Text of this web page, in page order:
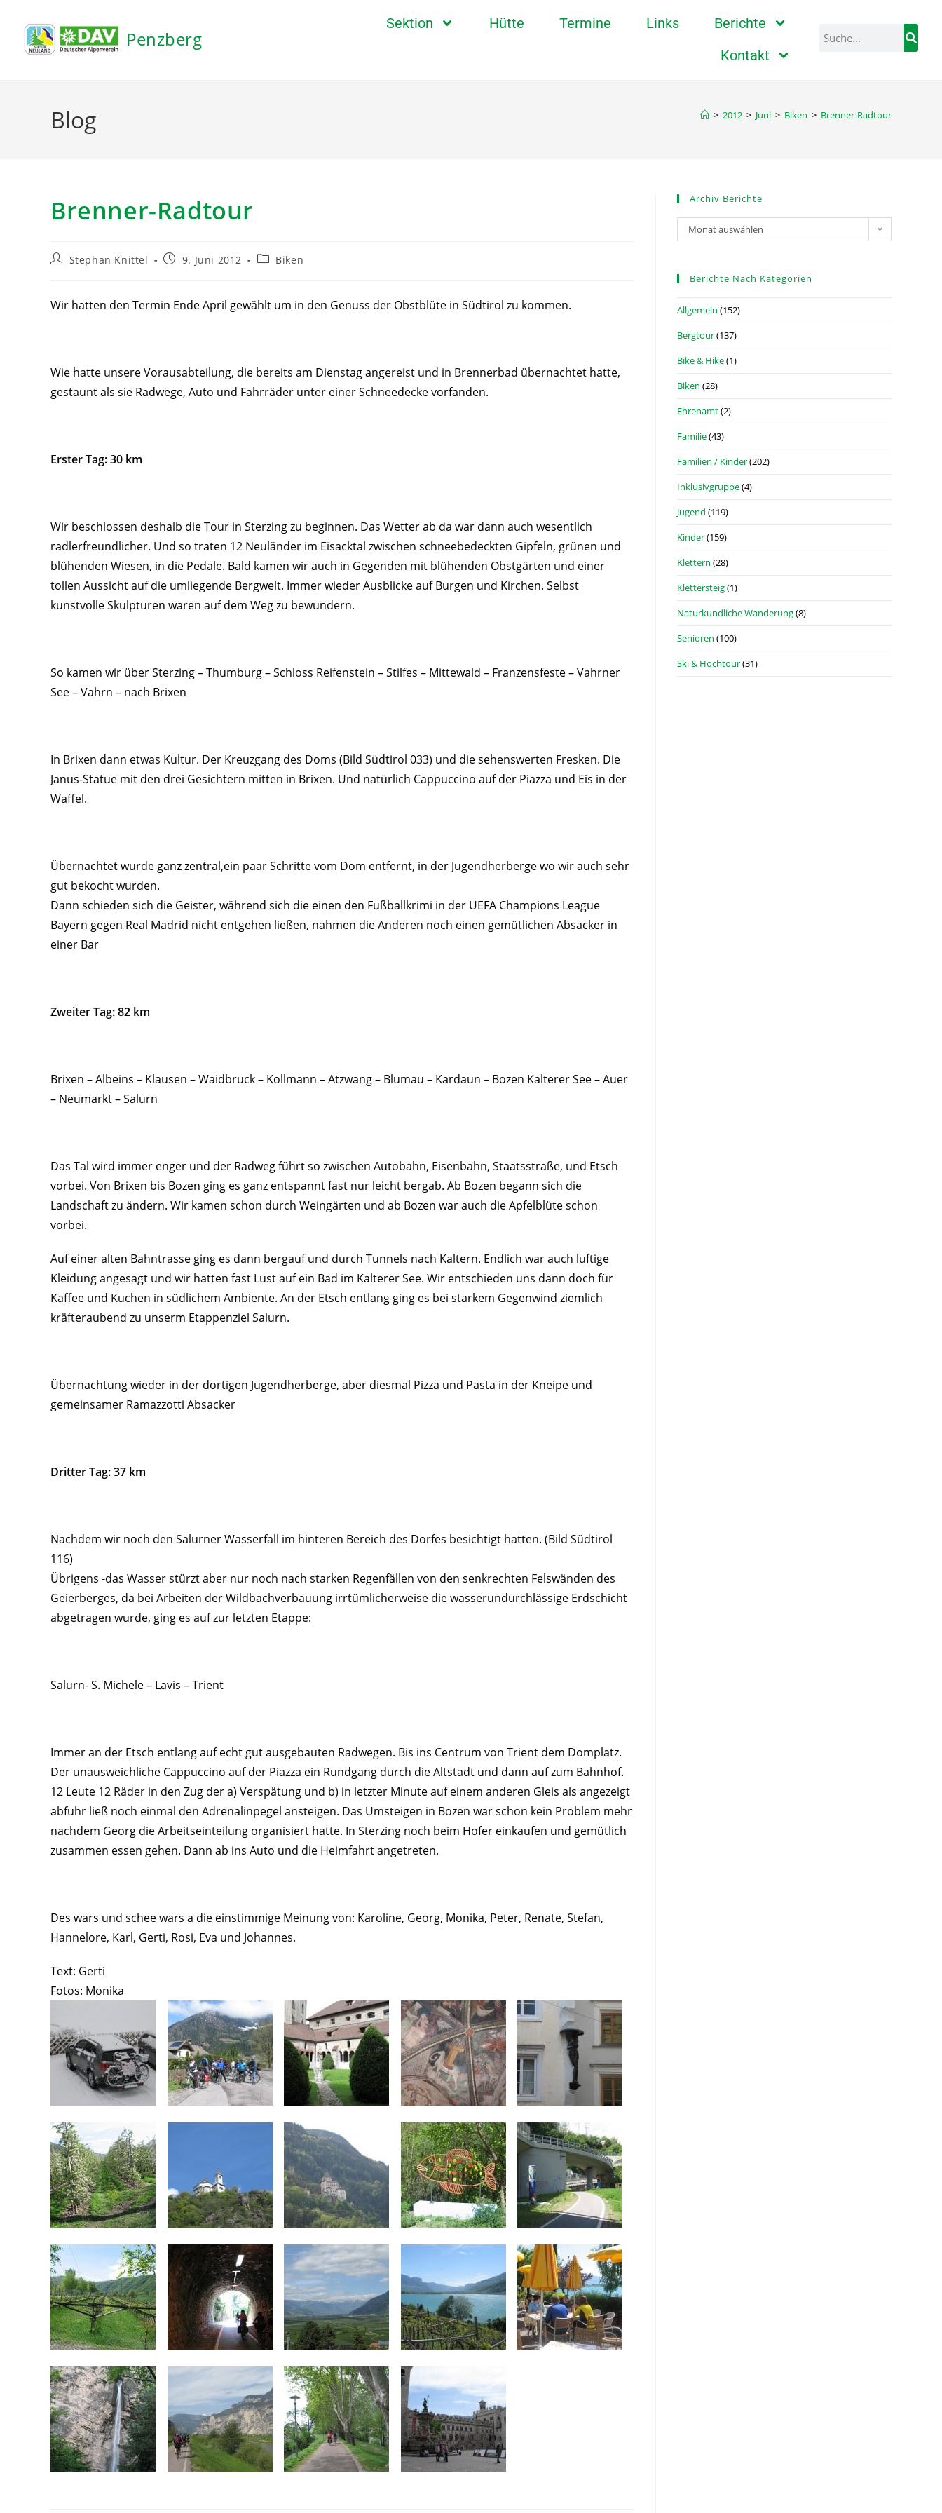
Penzberg
Sektion Hütte Termine Links
Berichte
Kontakt
Blog > 2012 > Juni > Biken > Brenner-Radtour
Brenner-Radtour
Stephan Knittel 9. Juni 2012 Biken
Wir hatten den Termin Ende April gewählt um in den Genuss der Obstblüte in Südtirol zu kommen.
Wie hatte unsere Vorausabteilung, die bereits am Dienstag angereist und in Brennerbad übernachtet hatte,
gestaunt als sie Radwege, Auto und Fahrräder unter einer Schneedecke vorfanden.
Erster Tag: 30 km
Wir beschlossen deshalb die Tour in Sterzing zu beginnen. Das Wetter ab da war dann auch wesentlich
radlerfreundlicher. Und so traten 12 Neuländer im Eisacktal zwischen schneebedeckten Gipfeln, grünen und
blühenden Wiesen, in die Pedale. Bald kamen wir auch in Gegenden mit blühenden Obstgärten und einer
tollen Aussicht auf die umliegende Bergwelt. Immer wieder Ausblicke auf Burgen und Kirchen. Selbst
kunstvolle Skulpturen waren auf dem Weg zu bewundern.
So kamen wir über Sterzing – Thumburg – Schloss Reifenstein – Stilfes – Mittewald – Franzensfeste – Vahrner
See – Vahrn – nach Brixen
In Brixen dann etwas Kultur. Der Kreuzgang des Doms (Bild Südtirol 033) und die sehenswerten Fresken. Die
Janus-Statue mit den drei Gesichtern mitten in Brixen. Und natürlich Cappuccino auf der Piazza und Eis in der
Waffel.
Übernachtet wurde ganz zentral,ein paar Schritte vom Dom entfernt, in der Jugendherberge wo wir auch sehr
gut bekocht wurden.
Dann schieden sich die Geister, während sich die einen den Fußballkrimi in der UEFA Champions League
Bayern gegen Real Madrid nicht entgehen ließen, nahmen die Anderen noch einen gemütlichen Absacker in
einer Bar
Zweiter Tag: 82 km
Brixen – Albeins – Klausen – Waidbruck – Kollmann – Atzwang – Blumau – Kardaun – Bozen Kalterer See – Auer
– Neumarkt – Salurn
Das Tal wird immer enger und der Radweg führt so zwischen Autobahn, Eisenbahn, Staatsstraße, und Etsch
vorbei. Von Brixen bis Bozen ging es ganz entspannt fast nur leicht bergab. Ab Bozen begann sich die
Landschaft zu ändern. Wir kamen schon durch Weingärten und ab Bozen war auch die Apfelblüte schon
vorbei.
Auf einer alten Bahntrasse ging es dann bergauf und durch Tunnels nach Kaltern. Endlich war auch luftige
Kleidung angesagt und wir hatten fast Lust auf ein Bad im Kalterer See. Wir entschieden uns dann doch für
Kaffee und Kuchen in südlichem Ambiente. An der Etsch entlang ging es bei starkem Gegenwind ziemlich
kräfteraubend zu unserm Etappenziel Salurn.
Übernachtung wieder in der dortigen Jugendherberge, aber diesmal Pizza und Pasta in der Kneipe und
gemeinsamer Ramazzotti Absacker
Dritter Tag: 37 km
Nachdem wir noch den Salurner Wasserfall im hinteren Bereich des Dorfes besichtigt hatten. (Bild Südtirol
116)
Übrigens -das Wasser stürzt aber nur noch nach starken Regenfällen von den senkrechten Felswänden des
Geierberges, da bei Arbeiten der Wildbachverbauung irrtümlicherweise die wasserundurchlässige Erdschicht
abgetragen wurde, ging es auf zur letzten Etappe:
Salurn- S. Michele – Lavis – Trient
Immer an der Etsch entlang auf echt gut ausgebauten Radwegen. Bis ins Centrum von Trient dem Domplatz.
Der unausweichliche Cappuccino auf der Piazza ein Rundgang durch die Altstadt und dann auf zum Bahnhof.
12 Leute 12 Räder in den Zug der a) Verspätung und b) in letzter Minute auf einem anderen Gleis als angezeigt
abfuhr ließ noch einmal den Adrenalinpegel ansteigen. Das Umsteigen in Bozen war schon kein Problem mehr
nachdem Georg die Arbeitseinteilung organisiert hatte. In Sterzing noch beim Hofer einkaufen und gemütlich
zusammen essen gehen. Dann ab ins Auto und die Heimfahrt angetreten.
Des wars und schee wars a die einstimmige Meinung von: Karoline, Georg, Monika, Peter, Renate, Stefan,
Hannelore, Karl, Gerti, Rosi, Eva und Johannes.
Text: Gerti
Fotos: Monika
Archiv Berichte
Monat auswählen
Berichte Nach Kategorien
Allgemein (152)
Bergtour(137)
Bike & Hike(1)
Biken (28)
Ehrenamt(2)
Familie(43)
Familien / Kinder(202)
Inklusivgruppe(4)
Jugend (119)
Kinder(159)
Klettern (28)
Klettersteig(1)
Naturkundliche Wanderung(8)
Senioren (100)
Ski & Hochtour(31)